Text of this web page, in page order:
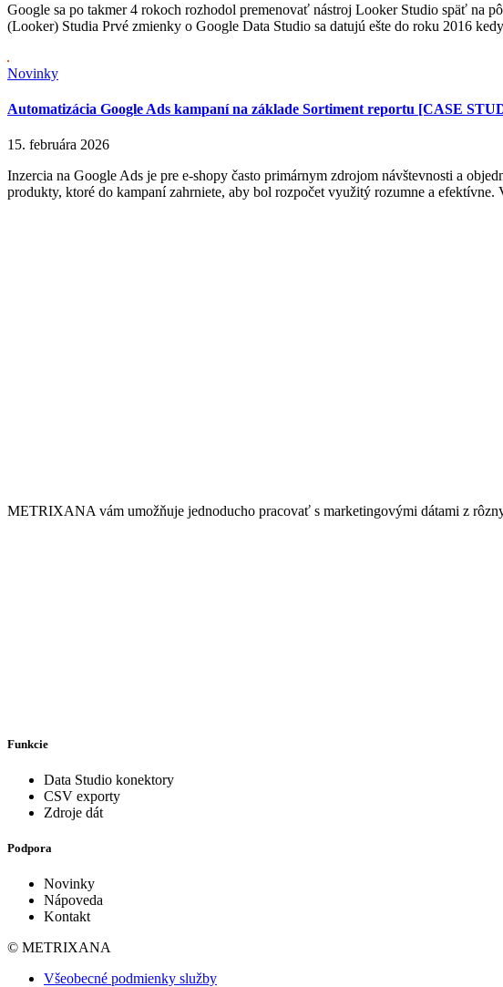
Google sa po takmer 4 rokoch rozhodol premenovať nástroj Looker Studio späť na
(Looker) Studia Prvé zmienky o Google Data Studio sa datujú ešte do roku 2016
Novinky
Automatizácia Google Ads kampaní na základe Sortiment reportu [CASE
15. februára 2026
Inzercia na Google Ads je pre e-shopy často primárnym zdrojom návštevnosti a
produkty, ktoré do kampaní zahrniete, aby bol rozpočet využitý rozumne a
METRIXANA vám umožňuje jednoducho pracovať s marketingovými dátami z
Funkcie
Data Studio konektory
CSV exporty
Zdroje dát
Podpora
Novinky
Nápoveda
Kontakt
© METRIXANA
Všeobecné podmienky služby